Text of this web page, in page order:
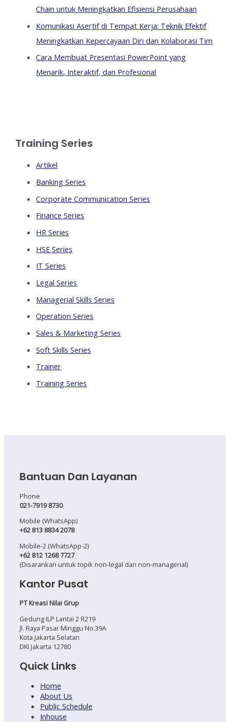
Chain untuk Meningkatkan Efisiensi Perusahaan
Komunikasi Asertif di Tempat Kerja: Teknik Efektif
Meningkatkan Kepercayaan Diri dan Kolaborasi Tim
Cara Membuat Presentasi PowerPoint yang
Menarik, Interaktif, dan Profesional
Training Series
Artikel
Banking Series
Corporate Communication Series
Finance Series
HR Series
HSE Series
IT Series
Legal Series
Managerial Skills Series
Operation Series
Sales & Marketing Series
Soft Skills Series
Trainer
Training Series
Bantuan Dan Layanan
Phone
021-7919 8730
Mobile (WhatsApp)
+62 813 8834 2078
Mobile-2 (WhatsApp-2)
+62 812 1268 7727
(Disarankan untuk topik non-legal dan non-managerial)
Kantor Pusat
PT Kreasi Nilai Grup
Gedung ILP Lantai 2 R219
Jl. Raya Pasar Minggu No.39A
Kota Jakarta Selatan
DKI Jakarta 12780
Quick Links
Home
About Us
Public Schedule
Inhouse